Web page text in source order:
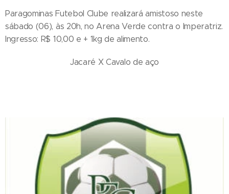
Paragominas Futebol Clube realizará amistoso neste
sábado (06), às 20h, no Arena Verde contra o Imperatriz.
Ingresso: R$ 10,00 e + 1kg de alimento.
Jacaré X Cavalo de aço